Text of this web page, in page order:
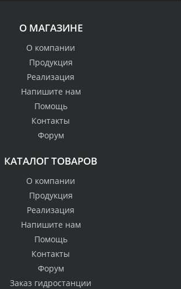
О МАГАЗИНЕ
О компании
Продукция
Реализация
Напишите нам
Помощь
Контакты
Форум
КАТАЛОГ ТОВАРОВ
О компании
Продукция
Реализация
Напишите нам
Помощь
Контакты
Форум
Заказ гидростанции